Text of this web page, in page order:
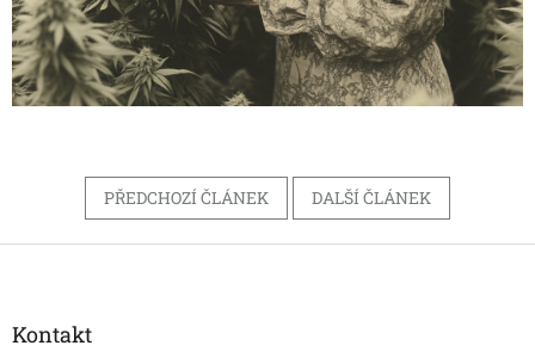
PŘEDCHOZÍ ČLÁNEK DALŠÍ ČLÁNEK
Z
Kontakt